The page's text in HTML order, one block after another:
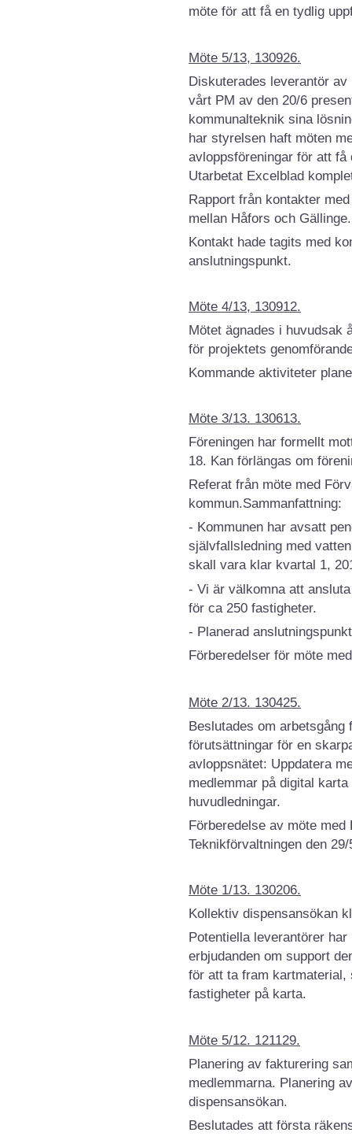
möte för att få en tydlig
Möte 5/13, 130926.
Diskuterades leverantör
vårt PM av den 20/6
kommunalteknik sina
har styrelsen haft möten
avloppsföreningar för att
Utarbetat Excelblad
Rapport från kontakter
mellan Håfors och
Kontakt hade tagits med
anslutningspunkt.
Möte 4/13, 130912.
Mötet ägnades i huvudsak
för projektets
Kommande aktiviteter
Möte 3/13. 130613.
Föreningen har formellt
18. Kan förlängas om
Referat från möte med
kommun.Sammanfattning:
- Kommunen har avsatt
självfallsledning med
skall vara klar kvartal 1,
- Vi är välkomna att
för ca 250 fastigheter.
- Planerad
Förberedelser för möte
Möte 2/13. 130425.
Beslutades om arbetsgång
förutsättningar för en
avloppsnätet: Uppdatera
medlemmar på digital
huvudledningar.
Förberedelse av möte med
Teknikförvaltningen den 29/
Möte 1/13. 130206.
Kollektiv dispensansökan
Potentiella leverantörer
erbjudanden om support
för att ta fram kartmaterial,
fastigheter på karta.
Möte 5/12. 121129.
Planering av fakturering
medlemmarna. Planering
dispensansökan.
Beslutades att första